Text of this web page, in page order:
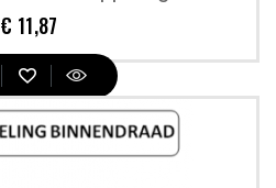
€ 11,87